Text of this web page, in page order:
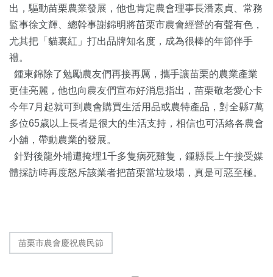
出，驅動苗栗農業發展，他也肯定農會理事長潘素貞、常務
監事徐文輝、總幹事謝錦明將苗栗市農會經營的有聲有色，
尤其把「貓裏紅」打出品牌知名度，成為很棒的年節伴手
禮。
鍾東錦除了勉勵農友們再接再厲，攜手讓苗栗的農業產業
更佳亮麗，他也向農友們宣布好消息指出，苗栗敬老愛心卡
今年7月起就可到農會購買生活用品或農特產品，對全縣7萬
多位65歲以上長者是很大的生活支持，相信也可活絡各農會
小舖，帶動農業的發展。
針對後龍外埔遭掩埋1千多隻病死雞隻，鍾縣長上午接受媒
體採訪時再度怒斥該業者把苗栗當垃圾場，真是可惡至極。
苗栗市農會慶祝農民節